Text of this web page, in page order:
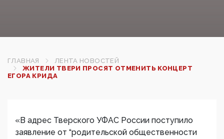
ГЛАВНАЯ
ЛЕНТА НОВОСТЕЙ
ЖИТЕЛИ ТВЕРИ ПРОСЯТ ОТМЕНИТЬ КОНЦЕРТ
ЕГОРА КРИДА
«В адрес Тверского УФАС России поступило
заявление от “родительской общественности